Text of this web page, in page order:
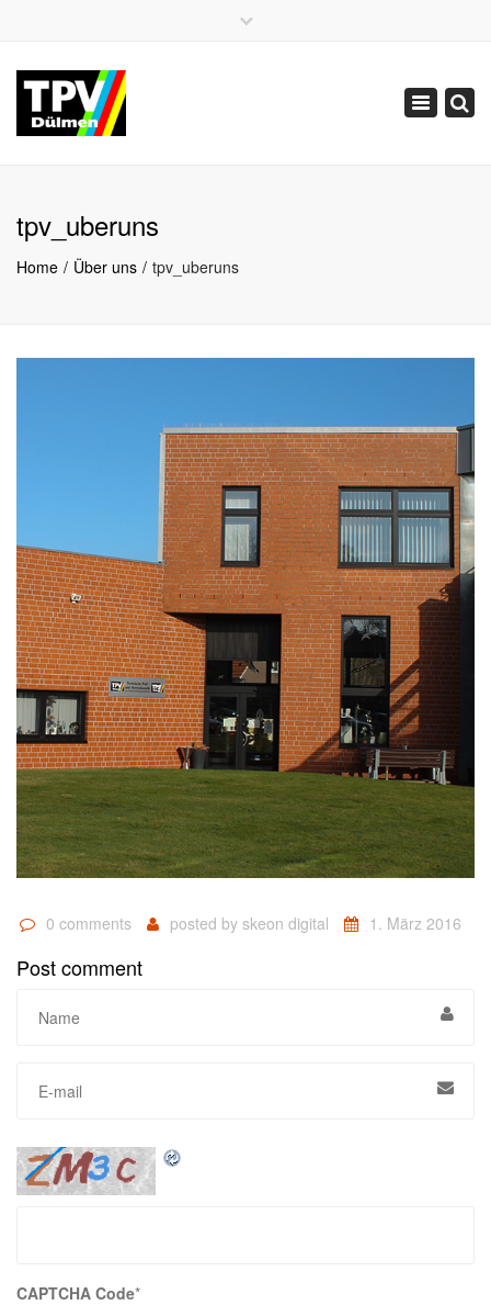
02594 5519
Toggle
tpv_uberuns
Home Über uns tpv_uberuns
0 comments posted by skeon digital 1. März 2016
Post comment
CAPTCHA Code*